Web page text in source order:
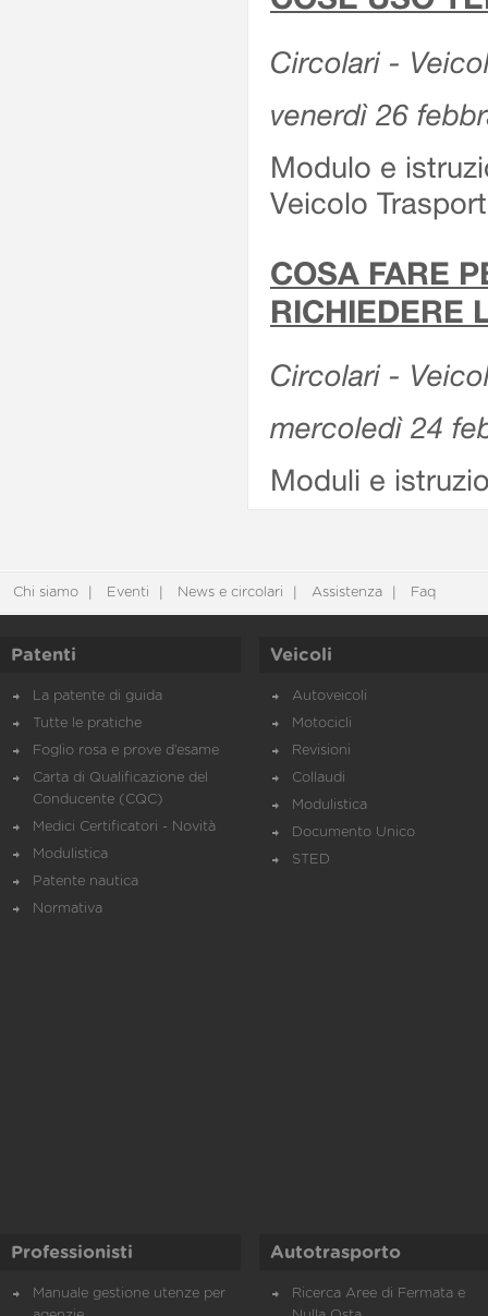
Circolari -
venerdì 26
Modulo e
Veicolo
COSA FARE
RICHIEDERE
Circolari -
mercoledì 24
Moduli e
Chi siamo Eventi News e circolari Assistenza Faq
Patenti
La patente di guida
Tutte le pratiche
Foglio rosa e prove d’esame
Carta di Qualificazione del
Conducente (CQC)
Medici Certificatori - Novità
Modulistica
Patente nautica
Normativa
Veicoli
Autoveicoli
Motocicli
Revisioni
Collaudi
Modulistica
Documento Unico
STED
Professionisti
Manuale gestione utenze per
Autotrasporto
Ricerca Aree di Fermata e